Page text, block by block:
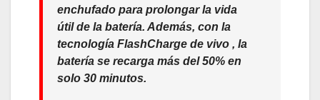
enchufado para prolongar la vida
útil de la batería. Además, con la
tecnología FlashCharge de vivo , la
batería se recarga más del 50% en
solo 30 minutos.